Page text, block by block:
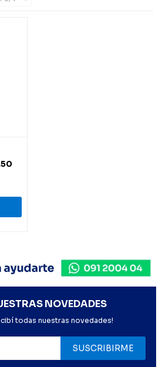
NOVEDADES
todas nuestras novedades!
SUSCRIBIRME